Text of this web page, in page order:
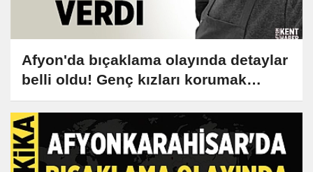
Afyon'da bıçaklama olayında detaylar
belli oldu! Genç kızları korumak
isterken can verdi!